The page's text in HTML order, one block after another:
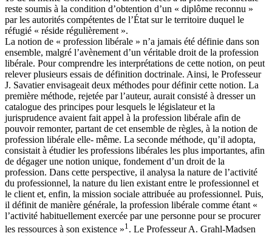
reste soumis à la condition d’obtention d’un « diplôme reconnu »
par les autorités compétentes de l’État sur le territoire duquel le
réfugié « réside régulièrement ».
La notion de « profession libérale » n’a jamais été définie dans son
ensemble, malgré l’avènement d’un véritable droit de la profession
libérale. Pour comprendre les interprétations de cette notion, on peut
relever plusieurs essais de définition doctrinale. Ainsi, le Professeur
J. Savatier envisageait deux méthodes pour définir cette notion. La
première méthode, rejetée par l’auteur, aurait consisté à dresser un
catalogue des principes pour lesquels le législateur et la
jurisprudence avaient fait appel à la profession libérale afin de
pouvoir remonter, partant de cet ensemble de règles, à la notion de
profession libérale elle- même. La seconde méthode, qu’il adopta,
consistait à étudier les professions libérales les plus importantes, afin
de dégager une notion unique, fondement d’un droit de la
profession. Dans cette perspective, il analysa la nature de l’activité
du professionnel, la nature du lien existant entre le professionnel et
le client et, enfin, la mission sociale attribuée au professionnel. Puis,
il définit de manière générale, la profession libérale comme étant «
l’activité habituellement exercée par une personne pour se procurer
les ressources à son existence »1 . Le Professeur A. Grahl-Madsen